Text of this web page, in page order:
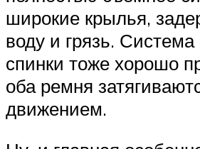
широкие крылья,
воду и грязь.
спинки тоже хорошо
оба ремня
движением.